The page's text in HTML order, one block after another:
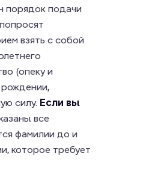
порядок подачи
взять с собой
(опеку и
рождении,
силу. Если вы
все
фамилии до и
которое требует